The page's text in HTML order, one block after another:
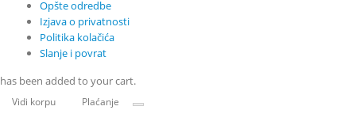
Opšte odredbe
Izjava o privatnosti
Politika kolačića
Slanje i povrat
has been added to your cart.
Vidi korpu Plaćanje